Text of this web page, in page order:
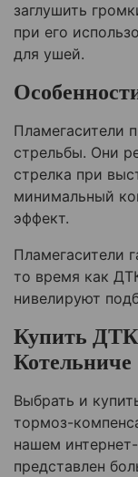
заглушить
при его
для ушей.
Пламегасители
стрельбы. Они
стрелка при
минимальный
эффект.
Пламегасители
то время как
нивелируют
Купить ДТК
Котельниче
Выбрать и
тормоз-
нашем
представлен